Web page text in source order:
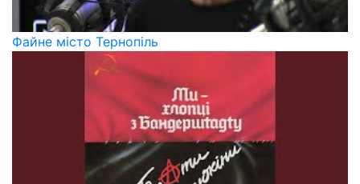
Файне місто Тернопіль